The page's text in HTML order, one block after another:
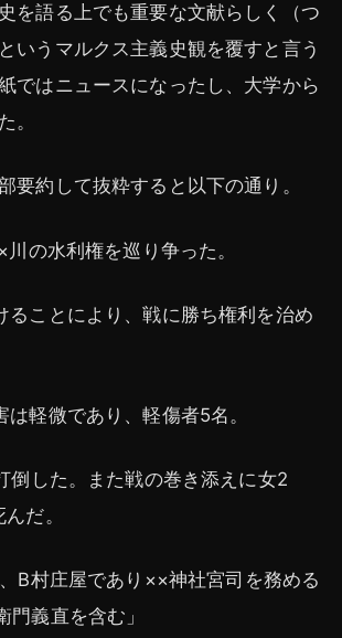
を語る上でも重要な文献らしく（つ
いうマルクス主義史観を覆すと言う
ではニュースになったし、大学から
。
要約して抜粋すると以下の通り。
川の水利権を巡り争った。
ることにより、戦に勝ち権利を治め
は軽微であり、軽傷者5名。
倒した。また戦の巻き添えに女2
だ。
B村庄屋であり××神社宮司を務める
義直を含む」